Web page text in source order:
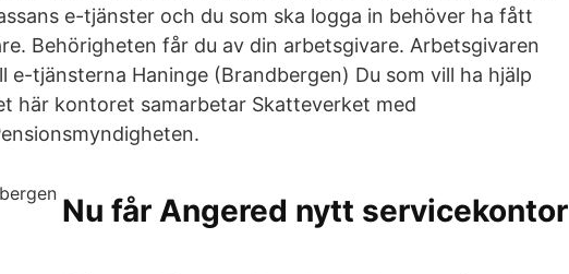
e-tjänster och du som ska logga in behöver ha fått
Behörigheten får du av din arbetsgivare. Arbetsgivaren
e-tjänsterna Haninge (Brandbergen) Du som vill ha hjälp
här kontoret samarbetar Skatteverket med
Nu får Angered nytt servicekontor